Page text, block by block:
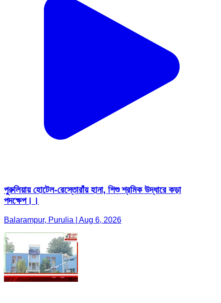
পুরুলিয়ায় হোটেল-রেস্তোরাঁয় হানা, শিশু শ্রমিক উদ্ধারে কড়া
পদক্ষেপ।।
Balarampur, Purulia | Aug 6, 2026